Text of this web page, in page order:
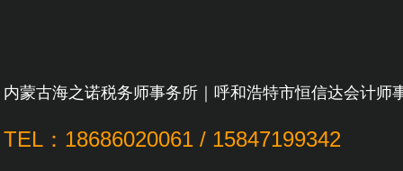
内蒙古海之诺税务师事务所｜呼和浩特市恒信达会计师
TEL：18686020061 / 15847199342